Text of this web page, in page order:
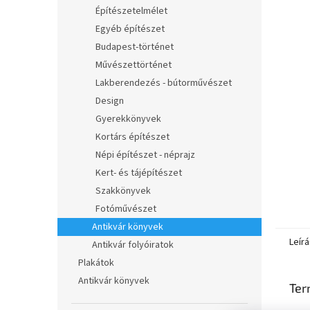
Építészetelmélet
Egyéb építészet
Budapest-történet
Művészettörténet
Lakberendezés - bútorművészet
Design
Gyerekkönyvek
Kortárs építészet
Népi építészet - néprajz
Kert- és tájépítészet
Szakkönyvek
Fotóművészet
Antikvár könyvek
Antikvár folyóiratok
Plakátok
Antikvár könyvek